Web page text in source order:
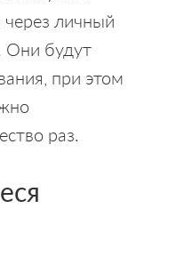
через личный
Они будут
при этом
раз.